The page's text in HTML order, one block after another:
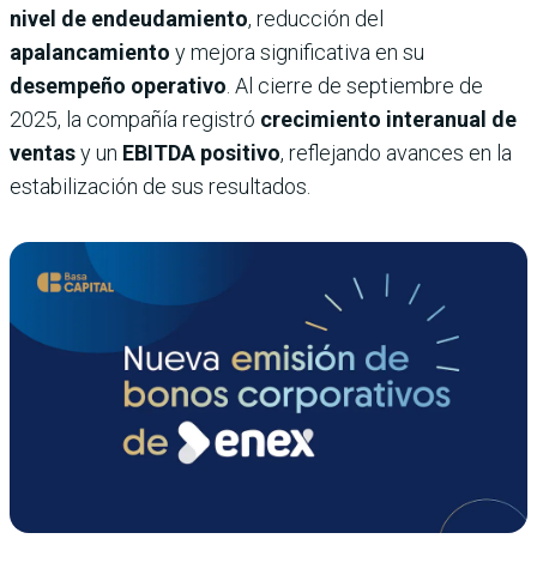
nivel de endeudamiento, reducción del
apalancamiento y mejora significativa en su
desempeño operativo. Al cierre de septiembre de
2025, la compañía registró crecimiento interanual de
ventasy un EBITDA positivo, reflejando avances en la
estabilización de sus resultados.